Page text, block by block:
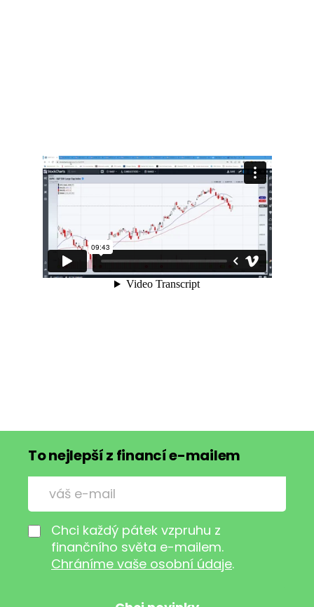
To nejlepší z financí e-mailem
Chci každý pátek vzpruhu z
finančního světa e-mailem.
Chráníme vaše osobní údaje.